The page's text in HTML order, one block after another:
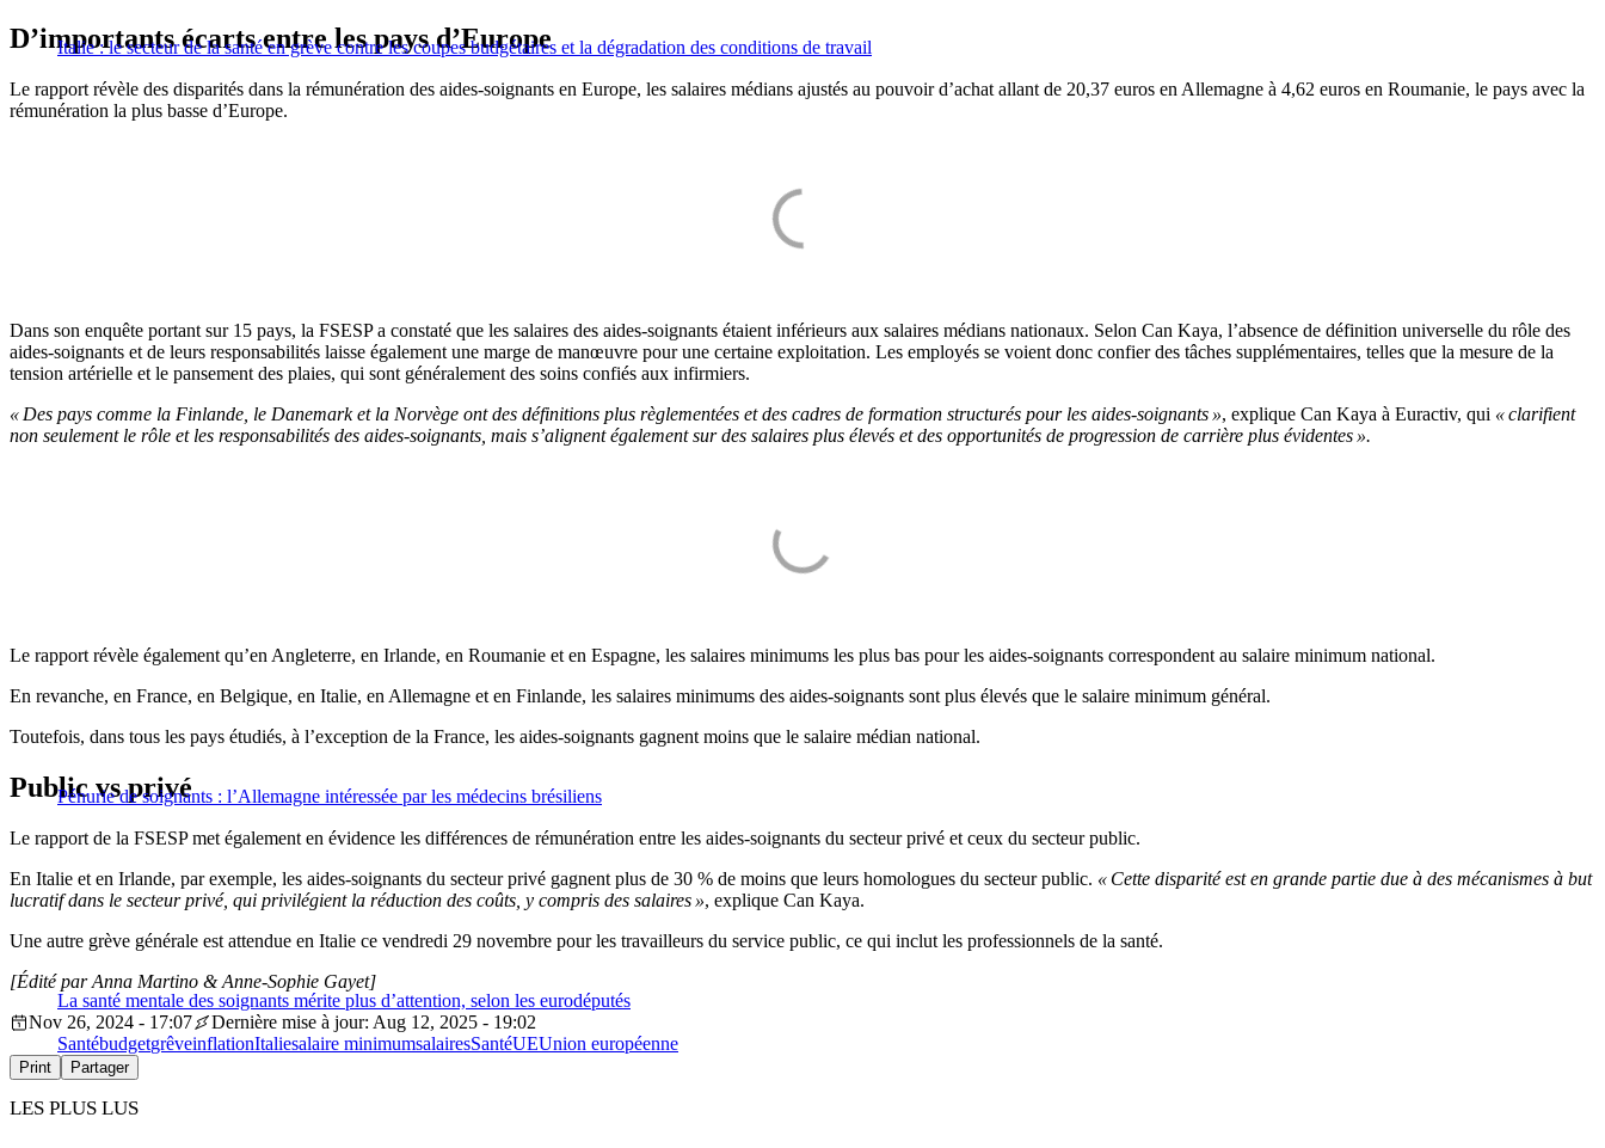
Italie : le secteur de la santé en grève contre les coupes budgétaires et la dégradation des conditions de travail
D’importants écarts entre les pays d’Europe
Le rapport révèle des disparités dans la rémunération des aides-soignants en Europe, les salaires médians ajustés au pouvoir d’achat allant de 20,37 euros en Allemagne à 4,62 euros en Roumanie, le pays avec la
rémunération la plus basse d’Europe.
Dans son enquête portant sur 15 pays, la FSESP a constaté que les salaires des aides-soignants étaient inférieurs aux salaires médians nationaux. Selon Can Kaya, l’absence de définition universelle du rôle des
aides-soignants et de leurs responsabilités laisse également une marge de manœuvre pour une certaine exploitation. Les employés se voient donc confier des tâches supplémentaires, telles que la mesure de la
tension artérielle et le pansement des plaies, qui sont généralement des soins confiés aux infirmiers.
« Des pays comme la Finlande, le Danemark et la Norvège ont des définitions plus règlementées et des cadres de formation structurés pour les aides-soignants », explique Can Kaya à Euractiv, qui « clarifient
non seulement le rôle et les responsabilités des aides-soignants, mais s’alignent également sur des salaires plus élevés et des opportunités de progression de carrière plus évidentes ».
Le rapport révèle également qu’en Angleterre, en Irlande, en Roumanie et en Espagne, les salaires minimums les plus bas pour les aides-soignants correspondent au salaire minimum national.
En revanche, en France, en Belgique, en Italie, en Allemagne et en Finlande, les salaires minimums des aides-soignants sont plus élevés que le salaire minimum général.
Toutefois, dans tous les pays étudiés, à l’exception de la France, les aides-soignants gagnent moins que le salaire médian national.
Pénurie de soignants : l’Allemagne intéressée par les médecins brésiliens
Public vs privé
Le rapport de la FSESP met également en évidence les différences de rémunération entre les aides-soignants du secteur privé et ceux du secteur public.
En Italie et en Irlande, par exemple, les aides-soignants du secteur privé gagnent plus de 30 % de moins que leurs homologues du secteur public. « Cette disparité est en grande partie due à des mécanismes à but
lucratif dans le secteur privé, qui privilégient la réduction des coûts, y compris des salaires », explique Can Kaya.
Une autre grève générale est attendue en Italie ce vendredi 29 novembre pour les travailleurs du service public, ce qui inclut les professionnels de la santé.
La santé mentale des soignants mérite plus d’attention, selon les eurodéputés
[Édité par Anna Martino & Anne-Sophie Gayet]
Nov 26, 2024 - 17:07
Dernière mise à jour: Aug 12, 2025 - 19:02
SantébudgetgrêveinflationItaliesalaire minimumsalairesSantéUEUnion européenne
Print Partager
LES PLUS LUS